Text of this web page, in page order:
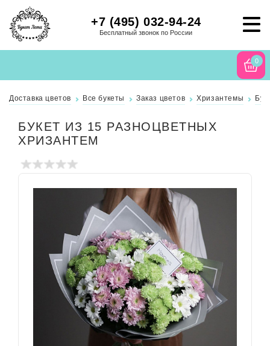
+7 (495) 032-94-24
Бесплатный звонок по России
0
Доставка цветов Все букеты Заказ цветов Хризантемы
БУКЕТ ИЗ 15 РАЗНОЦВЕТНЫХ
ХРИЗАНТЕМ